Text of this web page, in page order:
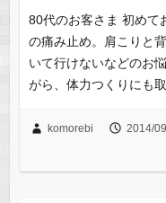
80代のお客さま 初めて
の痛み止め。肩こりと
いて行けないなどのお
がら、体力つくりにも
komorebi 2014/